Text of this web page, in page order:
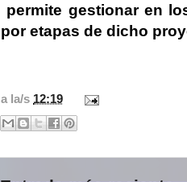
permite gestionar en
por etapas de dicho
a la/s 12:19